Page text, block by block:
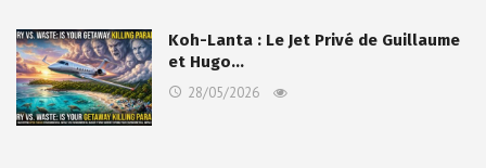
Koh-Lanta : Le Jet Privé de Guillaume
et Hugo…
28/05/2026